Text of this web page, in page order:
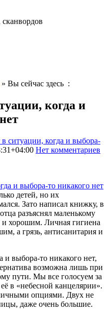
» Вы сейчас здесь :
когда и
в ситуации, когда и выбора-
Нет комментариев
детей, но их
Зато написал книжку, в
разъяснял маленькому
хорошим. Личная гигиена
а грязь, антисанитария и
и выбора-то никакого нет,
возможна лишь при
пути. Мы все голосуем за
в «небесной канцелярии».
опциями. Двух не
даже очень большие.